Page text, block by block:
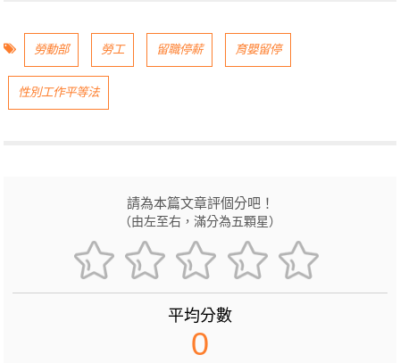
勞動部 勞工 留職停薪 育嬰留停
性別工作平等法
請為本篇文章評個分吧！
（由左至右，滿分為五顆星）
平均分數
0